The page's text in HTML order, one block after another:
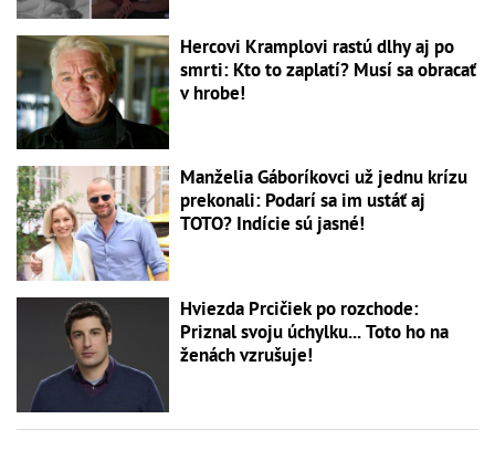
Hercovi Kramplovi rastú dlhy aj po
smrti: Kto to zaplatí? Musí sa obracať
v hrobe!
Manželia Gáboríkovci už jednu krízu
prekonali: Podarí sa im ustáť aj
TOTO? Indície sú jasné!
Hviezda Prcičiek po rozchode:
Priznal svoju úchylku... Toto ho na
ženách vzrušuje!